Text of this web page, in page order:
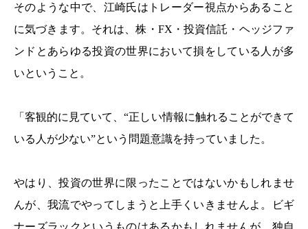
そのような中で、江崎氏はトレーダー視点からあること
に気づきます。それは、株・FX・投資信託・ヘッジファ
ンドとあらゆる投資の世界において損をしている人が多
いということ。
「客観的に見ていて、“正しい情報に触れることができて
いる人が少ない”という問題意識を持っていました。
やはり、投資の世界に限ったことではないかもしれませ
んが、我流でやってしまうと上手くいきませんよ。ビギ
ナーズラックというものはあるかもしれませんが、独自